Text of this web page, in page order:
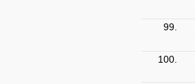
99.
100.